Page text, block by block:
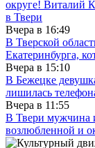
округе! Виталий
в Твери
Вчера в 16:49
В Тверской
Екатеринбурга,
Вчера в 15:10
В Бежецке
лишилась
Вчера в 11:55
В Твери мужчина
возлюбленной и